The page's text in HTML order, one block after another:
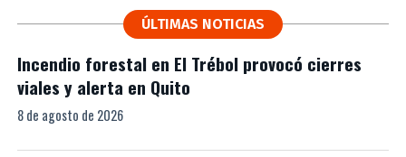
ÚLTIMAS NOTICIAS
Incendio forestal en El Trébol provocó cierres
viales y alerta en Quito
8 de agosto de 2026